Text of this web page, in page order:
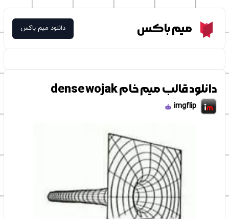
Meme Boxمیم باکس دانلود میم باکس
دانلود قالب میم خام dense wojak
imgflip